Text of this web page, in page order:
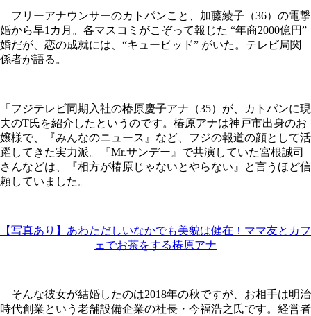
フリーアナウンサーのカトパンこと、加藤綾子（36）の電撃
婚から早1カ月。各マスコミがこぞって報じた “年商2000億円”
婚だが、恋の成就には、“キューピッド” がいた。テレビ局関
係者が語る。
「フジテレビ同期入社の椿原慶子アナ（35）が、カトパンに現
夫のT氏を紹介したというのです。椿原アナは神戸市出身のお
嬢様で、『みんなのニュース』など、フジの報道の顔として活
躍してきた実力派。『Mr.サンデー』で共演していた宮根誠司
さんなどは、『相方が椿原じゃないとやらない』と言うほど信
頼していました。
【写真あり】あわただしいなかでも美貌は健在！ママ友とカフ
ェでお茶をする椿原アナ
そんな彼女が結婚したのは2018年の秋ですが、お相手は明治
時代創業という老舗設備企業の社長・今福浩之氏です。経営者